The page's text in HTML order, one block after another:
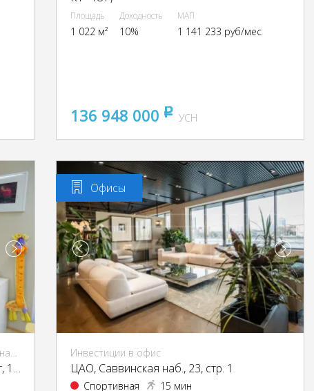
Площадь
1 022 м²
Доходность
10%
МАП
1 141 233 руб/мес
136 948 000 pуб
УСН
Инвестиции в помещение свободного назначения (ПСН)
ЮЗАО, г Москва, Новоясеневский пр-т, 13, кор. 2
Офисы
Инвестиции в офис
ЦАО, Саввинская наб., 23, стр. 1
Спортивная 15 мин